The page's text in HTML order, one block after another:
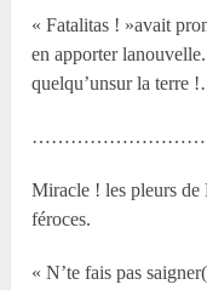
« Fatalitas ! »avait
en apporter
quelqu’unsur la terre
Miracle ! les pleurs de
féroces.
« N’te fais pas